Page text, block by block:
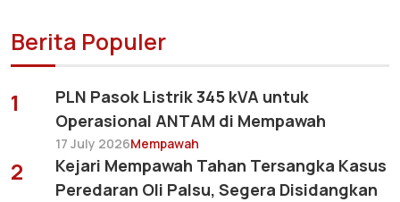
Berita Populer
1
PLN Pasok Listrik 345 kVA untuk
Operasional ANTAM di Mempawah
17 July 2026Mempawah
2
Kejari Mempawah Tahan Tersangka Kasus
Peredaran Oli Palsu, Segera Disidangkan